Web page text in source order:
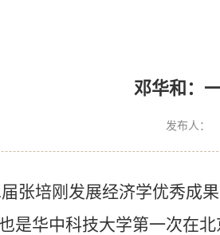
邓华和：
发布人：
届张培刚发展经济学优秀成
是华中科技大学第一次在